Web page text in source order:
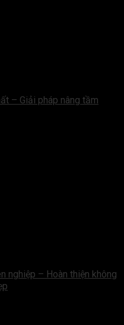
– Giải pháp nâng tầm
nghiệp – Hoàn thiện không